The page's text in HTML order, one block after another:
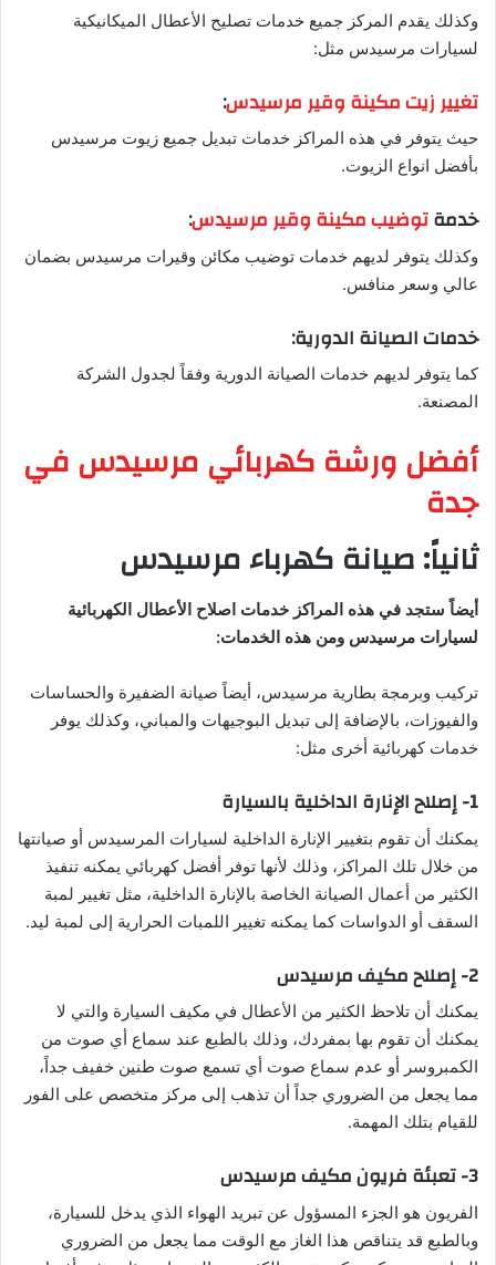
وكذلك يقدم المركز جميع خدمات تصليح الأعطال الميكانيكية
لسيارات مرسيدس مثل:
تغيير زيت مكينة وقير مرسيدس:
حيث يتوفر في هذه المراكز خدمات تبديل جميع زيوت مرسيدس
بأفضل انواع الزيوت.
خدمةتوضيب مكينة وقير مرسيدس:
وكذلك يتوفر لديهم خدمات توضيب مكائن وقيرات مرسيدس بضمان
عالي وسعر منافس.
خدمات الصيانة الدورية:
كما يتوفر لديهم خدمات الصيانة الدورية وفقاً لجدول الشركة
المصنعة.
أفضل ورشة كهربائي مرسيدس في
جدة
ثانياً: صيانة كهرباء مرسيدس
أيضاً ستجد في هذه المراكز خدمات اصلاح الأعطال الكهربائية
لسيارات مرسيدس ومن هذه الخدمات:
تركيب وبرمجة بطارية مرسيدس، أيضاً صيانة الضفيرة والحساسات
والفيوزات، بالإضافة إلى تبديل البوجيهات والمباني، وكذلك يوفر
خدمات كهربائية أخرى مثل:
1- إصلاح الإنارة الداخلية بالسيارة
يمكنك أن تقوم بتغيير الإنارة الداخلية لسيارات المرسيدس أو صيانتها
من خلال تلك المراكز، وذلك لأنها توفر أفضل كهربائي يمكنه تنفيذ
الكثير من أعمال الصيانة الخاصة بالإنارة الداخلية، مثل تغيير لمبة
السقف أو الدواسات كما يمكنه تغيير اللمبات الحرارية إلى لمبة ليد.
2- إصلاح مكيف مرسيدس
يمكنك أن تلاحظ الكثير من الأعطال في مكيف السيارة والتي لا
يمكنك أن تقوم بها بمفردك، وذلك بالطبع عند سماع أي صوت من
الكمبروسر أو عدم سماع صوت أي تسمع صوت طنين خفيف جداً،
مما يجعل من الضروري جداً أن تذهب إلى مركز متخصص على الفور
للقيام بتلك المهمة.
3- تعبئة فريون مكيف مرسيدس
الفريون هو الجزء المسؤول عن تبريد الهواء الذي يدخل للسيارة،
وبالطبع قد يتناقص هذا الغاز مع الوقت مما يجعل من الضروري